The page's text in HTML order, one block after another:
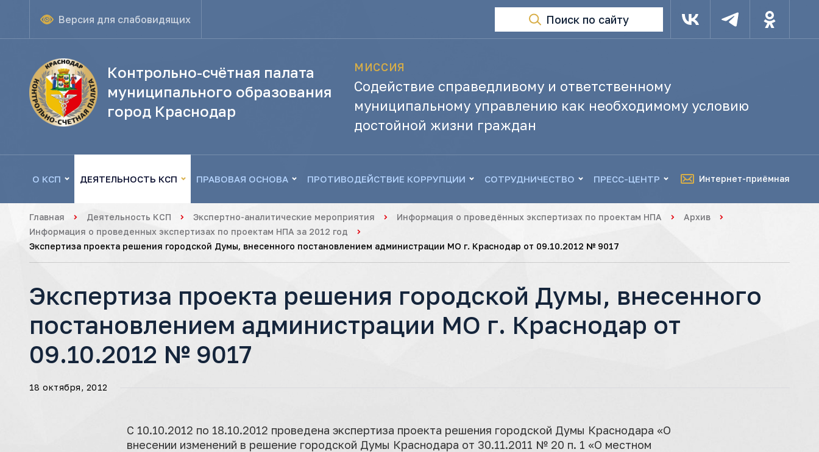
Версия для слабовидящих Поиск по сайту
Контрольно-счётная палата
муниципального образования
город Краснодар
МИССИЯ
Содействие справедливому и ответственному
муниципальному управлению как необходимому условию
достойной жизни граждан
О КСП ДЕЯТЕЛЬНОСТЬ КСП ПРАВОВАЯ ОСНОВА ПРОТИВОДЕЙСТВИЕ КОРРУПЦИИ СОТРУДНИЧЕСТВО ПРЕСС-ЦЕНТР Интернет-приёмная
Главная Деятельность КСП Экспертно-аналитические мероприятия Информация о проведённых экспертизах по проектам НПА
Архив
Информация о проведенных экспертизах по проектам НПА за 2012 год
Экспертиза проекта решения городской Думы, внесенного постановлением администрации МО г. Краснодар от 09.10.2012 № 9017
Экспертиза проекта решения городской Думы, внесенного
постановлением администрации МО г. Краснодар от
09.10.2012 № 9017
18 октября, 2012
С 10.10.2012 по 18.10.2012 проведена экспертиза проекта решения городской Думы Краснодара «О
внесении изменений в решение городской Думы Краснодара от 30.11.2011 № 20 п. 1 «О местном